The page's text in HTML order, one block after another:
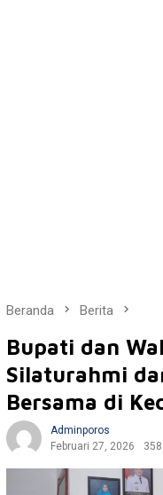
Beranda Berita
Bupati dan
Silaturahmi
Bersama di
Adminporos
Februari 27, 2026